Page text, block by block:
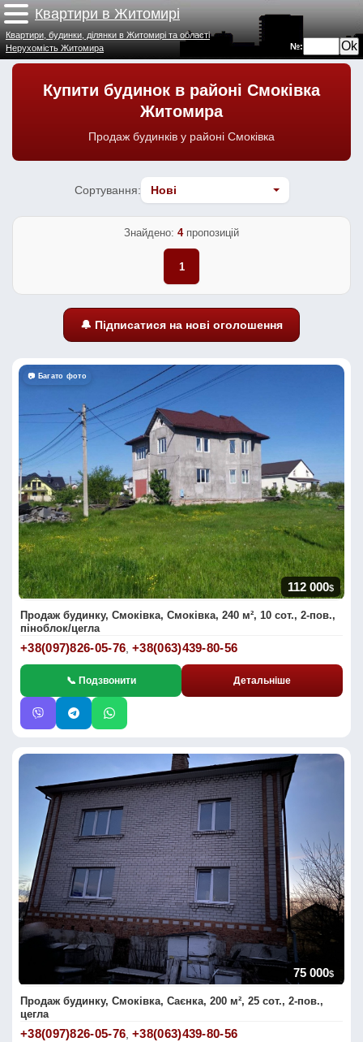
Квартири в Житомирі
№:
Квартири, будинки, ділянки в Житомирі та області
Нерухомість Житомира
Купити будинок в районі Смоківка
Житомира
Продаж будинків у районі Смоківка
Сортування:
Знайдено: 4пропозицій
1
🔔 Підписатися на нові оголошення
📷 Багато фото
112 000$
Продаж будинку, Смоківка, Смоківка, 240 м², 10 сот., 2-пов.,
піноблок/цегла
+38(097)826-05-76 ,+38(063)439-80-56
📞 Подзвонити Детальніше
75 000$
Продаж будинку, Смоківка, Саєнка, 200 м², 25 сот., 2-пов.,
цегла
+38(097)826-05-76 ,+38(063)439-80-56